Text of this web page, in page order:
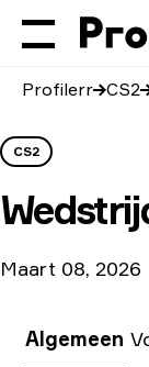
Profilerr CS2
CS2
Maart 08, 2026
Algemeen